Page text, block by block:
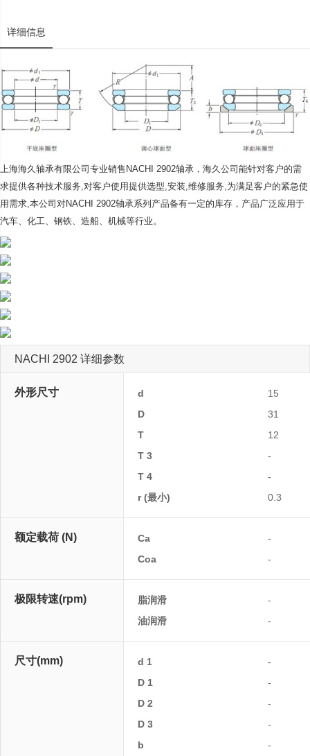
详细信息
上海海久轴承有限公司专业销售NACHI 2902轴承，海久公司 能针对客户的需
求提供各种技术服务,对客户使用提供选型,安装,维修服务,为满足客户的紧急使
用需求,本公司对NACHI 2902轴承系列产品备有一定的库存，产品广泛应用于
汽车、化工、钢铁、造船、机械等行业。
NACHI 2902 详细参数
外形尺寸 d
15
D
31
T
12
T 3
-
T 4
-
r (最小)
0.3
额定载荷 (N) Ca
-
Coa
-
极限转速(rpm) 脂润滑
-
油润滑
-
尺寸(mm) d 1
-
D 1
-
D 2
-
D 3
-
b
-